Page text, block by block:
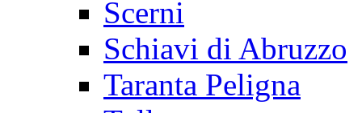
Scerni
Schiavi di Abruzzo
Taranta Peligna